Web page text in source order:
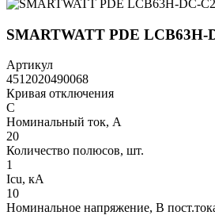
SMARTWATT PDE LCB63H-
Артикул
4512020490068
Кривая отключения
C
Номинальный ток, А
20
Количество полюсов, шт.
1
Icu, кА
10
Номинальное напряжение, В